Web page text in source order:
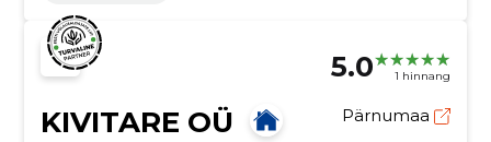
5.0 1 hinnang
KIVITARE OÜ Pärnumaa